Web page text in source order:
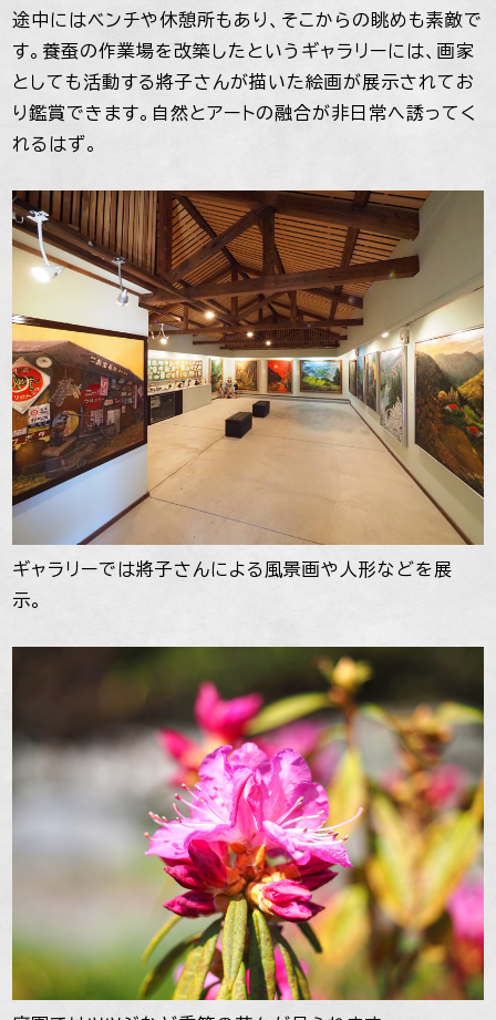
途中にはベンチや休憩所もあり、そこからの眺めも素敵で
す。養蚕の作業場を改築したというギャラリーには、画家
としても活動する將子さんが描いた絵画が展示されてお
り鑑賞できます。自然とアートの融合が非日常へ誘ってく
れるはず。
ギャラリーでは將子さんによる風景画や人形などを展
示。